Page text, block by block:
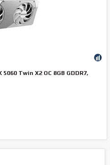
5060 Twin X2 OC 8GB GDDR7,